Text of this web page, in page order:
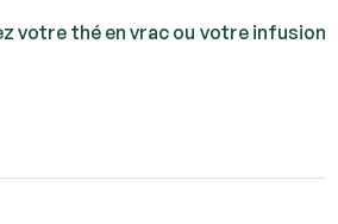
votre thé en vrac ou votre infusion